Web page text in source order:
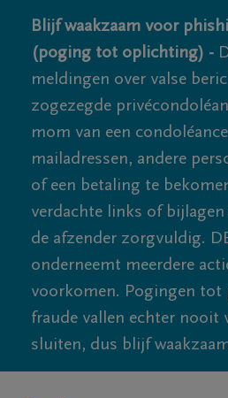
Blijf waakzaam voor
(poging tot oplichting) -
meldingen over valse
zogezegde
mom van een
mailadressen, andere
of een betaling te
verdachte links of
de afzender zorgvuldig.
onderneemt meerdere
voorkomen. Pogingen tot
fraude vallen echter nooit
sluiten, dus blijf